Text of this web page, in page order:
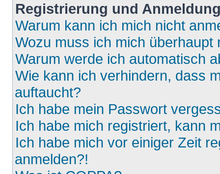
Registrierung und
Warum kann ich mich nicht
Wozu muss ich mich überhaupt
Warum werde ich automatisch
Wie kann ich verhindern, dass
auftaucht?
Ich habe mein Passwort
Ich habe mich registriert, kann
Ich habe mich vor einiger Zeit
anmelden?!